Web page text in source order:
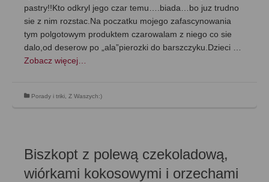
pastry!!Kto odkryl jego czar temu….biada…bo juz trudno
sie z nim rozstac.Na poczatku mojego zafascynowania
tym polgotowym produktem czarowalam z niego co sie
dalo,od deserow po „ala”pierozki do barszczyku.Dzieci …
Zobacz więcej…
Porady i triki Z Waszych:)
Biszkopt z polewą czekoladową,
wiórkami kokosowymi i orzechami